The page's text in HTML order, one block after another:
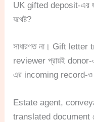
UK gifted deposit-এর
যথেষ্ট?
সাধারণত না। Gift
reviewer প্রায়ই
এর incoming record-ও
Estate agent,
translated document